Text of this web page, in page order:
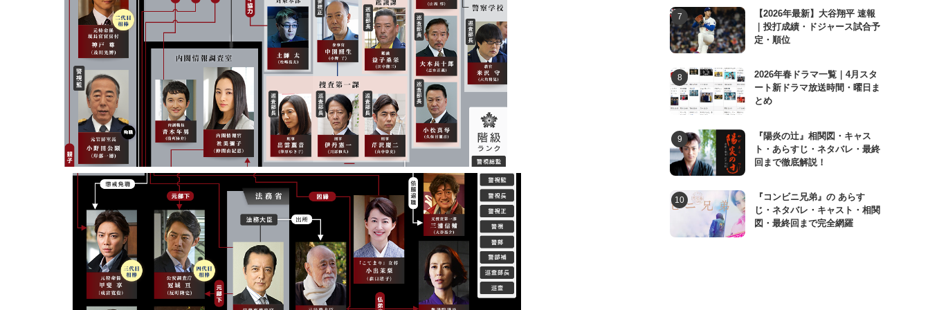
【2026年最新】大谷翔平 速報
｜投打成績・ドジャース試合予
定・順位
2026年春ドラマ一覧｜4月スタ
ート新ドラマ放送時間・曜日ま
とめ
『陽炎の辻』相関図・キャス
ト・あらすじ・ネタバレ・最終
回まで徹底解説！
『コンビニ兄弟』の あらす
じ・ネタバレ・キャスト・相関
図・最終回まで完全網羅